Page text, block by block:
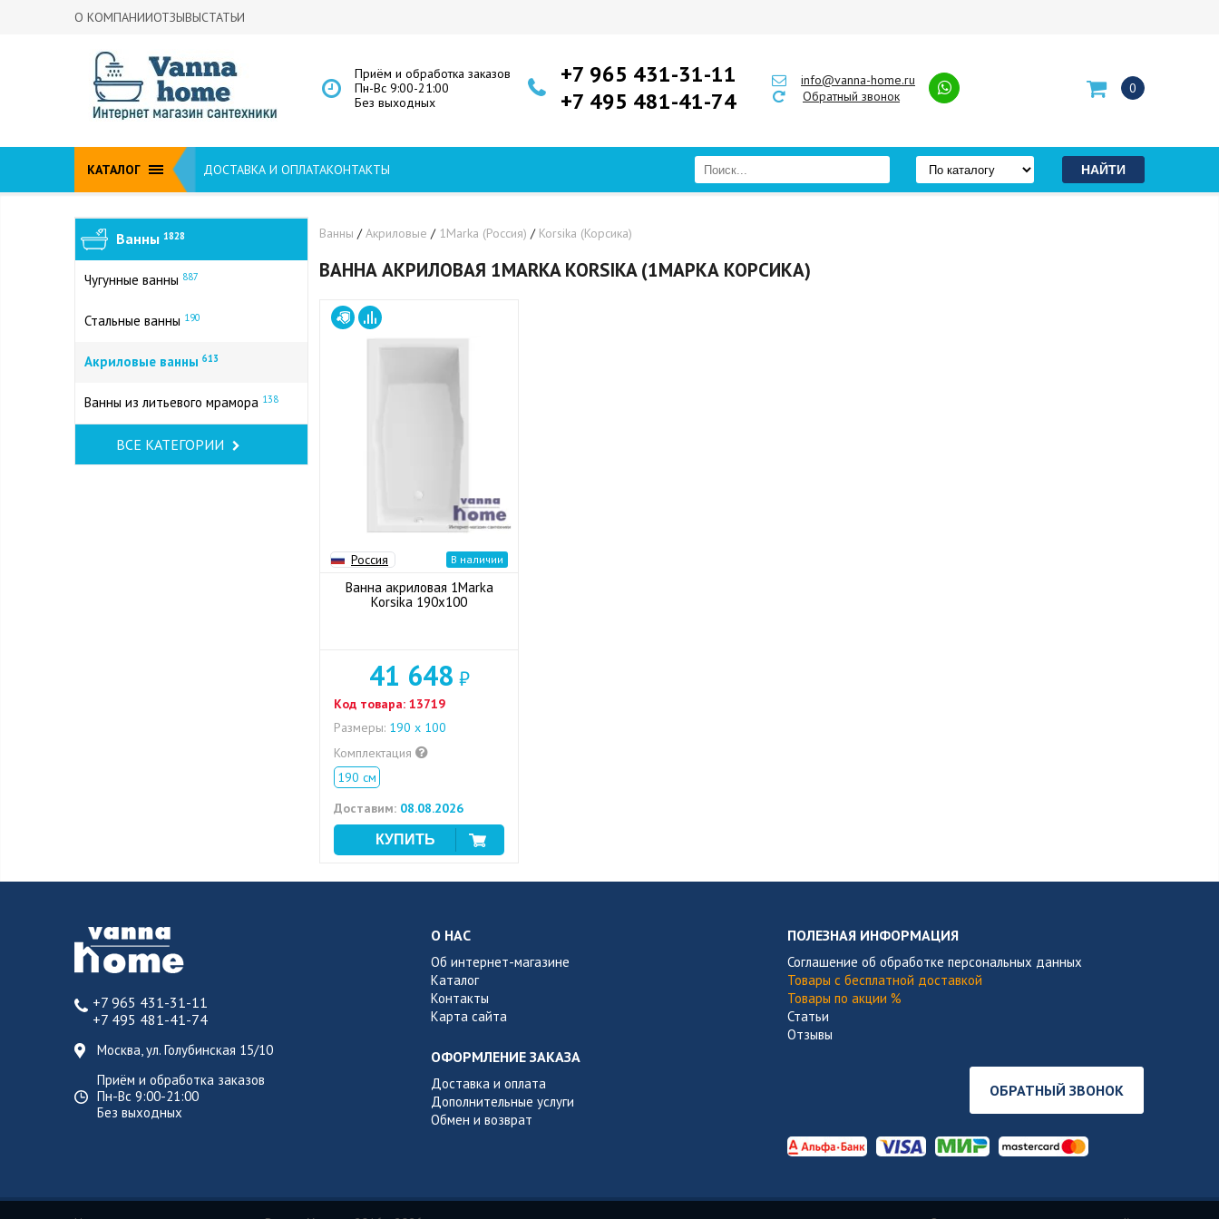
О КОМПАНИИОТЗЫВЫСТАТЬИ
Приём и обработка заказов
Пн-Вс 9:00-21:00
Без выходных
+7 965 431-31-11
+7 495 481-41-74
info@vanna-home.ru
Обратный звонок
0
КАТАЛОГ ДОСТАВКА И ОПЛАТАКОНТАКТЫ
Ванны 1828
Чугунные ванны 887
Стальные ванны 190
Акриловые ванны 613
Ванны из литьевого мрамора 138
ВСЕ КАТЕГОРИИ
Ванны /Акриловые / 1Marka (Россия) / Korsika (Корсика)
ВАННА АКРИЛОВАЯ 1MARKA KORSIKA (1МАРКА КОРСИКА)
Россия В наличии
Ванна акриловая 1Marka
Korsika 190x100
41 648 ₽
Код товара: 13719
Размеры: 190 x 100
Комплектация
190 см
Доставим: 08.08.2026
+7 965 431-31-11
+7 495 481-41-74
Москва, ул. Голубинская 15/10
Приём и обработка заказов
Пн-Вс 9:00-21:00
Без выходных
О НАС
Об интернет-магазине
Каталог
Контакты
Карта сайта
ОФОРМЛЕНИЕ ЗАКАЗА
Доставка и оплата
Дополнительные услуги
Обмен и возврат
ПОЛЕЗНАЯ ИНФОРМАЦИЯ
Соглашение об обработке персональных данных
Товары с бесплатной доставкой
Товары по акции %
Статьи
Отзывы
ОБРАТНЫЙ ЗВОНОК